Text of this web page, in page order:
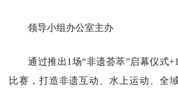
领导小组办公室主办
通过推出1场“非遗荟萃”启幕仪式
比赛，打造非遗互动、水上运动、全